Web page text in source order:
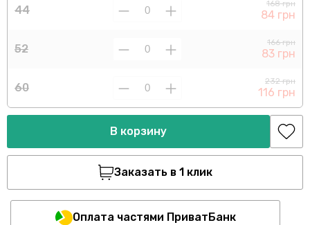
44
52
60
168 грн
84 грн
166 грн
83 грн
232 грн
116 грн
В корзину
Заказать в 1 клик
Оплата частями ПриватБанк